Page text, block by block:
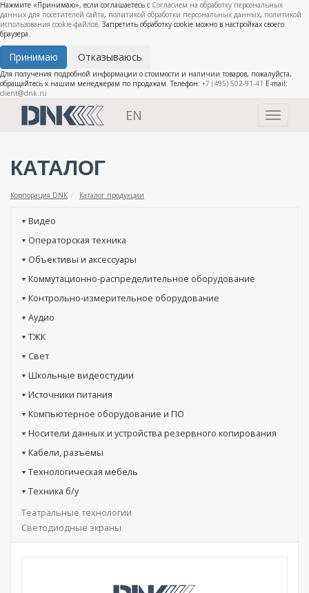
Нажмите «Принимаю», если соглашаетесь с Согласием на обработку персональных
данных для посетителей сайта, политикой обработки персональных данных, политикой
использования cookie-файлов. Запретить обработку cookie можно в настройках своего
браузера.
Принимаю Отказываюсь
Для получения подробной информации о стоимости и наличии товаров, пожалуйста,
обращайтесь к нашим менеджерам по продажам. Телефон: +7 (495) 502-91-41 E-mail:
client@dnk.ru
Toggle
EN
КАТАЛОГ
Корпорация DNK Каталог продукции
Видео
Операторская техника
Объективы и аксессуары
Коммутационно-распределительное оборудование
Контрольно-измерительное оборудование
Аудио
ТЖК
Свет
Школьные видеостудии
Источники питания
Компьютерное оборудование и ПО
Носители данных и устройства резервного копирования
Кабели, разъемы
Технологическая мебель
Техника б/у
Театральные технологии
Светодиодные экраны